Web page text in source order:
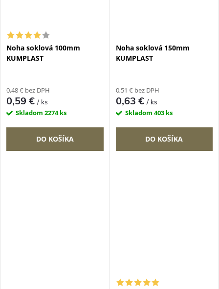
Noha soklová 100mm
KUMPLAST
0,48 € bez DPH
0,59 €/ ks
Skladom 2274 ks
DO KOŠÍKA
Noha soklová 150mm
KUMPLAST
0,51 € bez DPH
0,63 €/ ks
Skladom 403 ks
DO KOŠÍKA